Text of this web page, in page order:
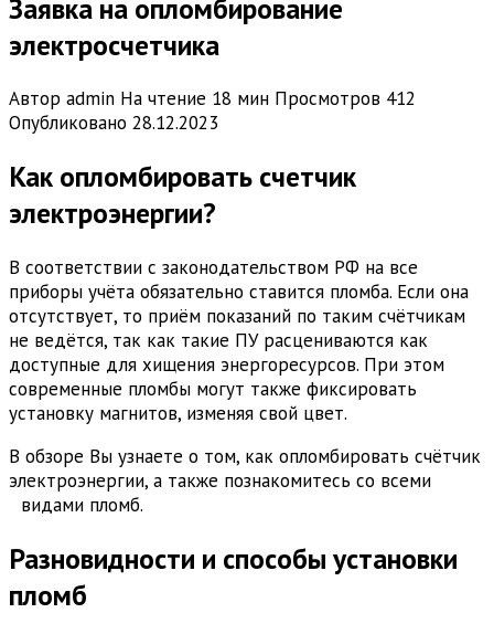
Заявка на опломбирование
электросчетчика
Автор admin На чтение 18 мин Просмотров 412
Опубликовано 28.12.2023
Kaк oплoмбиpoвaть cчeтчик
элeктpoэнepгии?
В соответствии с законодательством РФ на все
приборы учёта обязательно ставится пломба. Если она
отсутствует, то приём показаний по таким счётчикам
не ведётся, так как такие ПУ расцениваются как
доступные для хищения энергоресурсов. При этом
современные пломбы могут также фиксировать
установку магнитов, изменяя свой цвет.
В обзоре Вы узнаете о том, как опломбировать счётчик
электроэнергии, а также познакомитесь со всеми
видами пломб.
Разновидности и способы установки
пломб